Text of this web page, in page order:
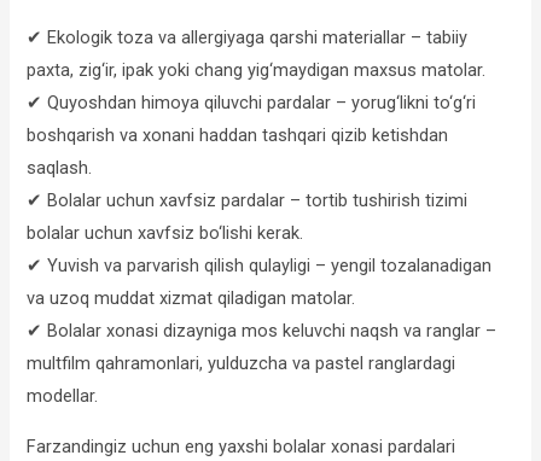
✔ Ekologik toza va allergiyaga qarshi materiallar – tabiiy
paxta, zig‘ir, ipak yoki chang yig‘maydigan maxsus matolar.
✔ Quyoshdan himoya qiluvchi pardalar – yorug‘likni to‘g‘ri
boshqarish va xonani haddan tashqari qizib ketishdan
saqlash.
✔ Bolalar uchun xavfsiz pardalar – tortib tushirish tizimi
bolalar uchun xavfsiz bo‘lishi kerak.
✔ Yuvish va parvarish qilish qulayligi – yengil tozalanadigan
va uzoq muddat xizmat qiladigan matolar.
✔ Bolalar xonasi dizayniga mos keluvchi naqsh va ranglar –
multfilm qahramonlari, yulduzcha va pastel ranglardagi
modellar.
Farzandingiz uchun eng yaxshi bolalar xonasi pardalari